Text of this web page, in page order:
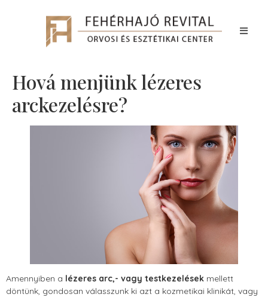
Hová menjünk lézeres
arckezelésre?
Amennyiben a lézeres arc,- vagy testkezelések mellett
döntünk, gondosan válasszunk ki azt a kozmetikai klinikát, vagy